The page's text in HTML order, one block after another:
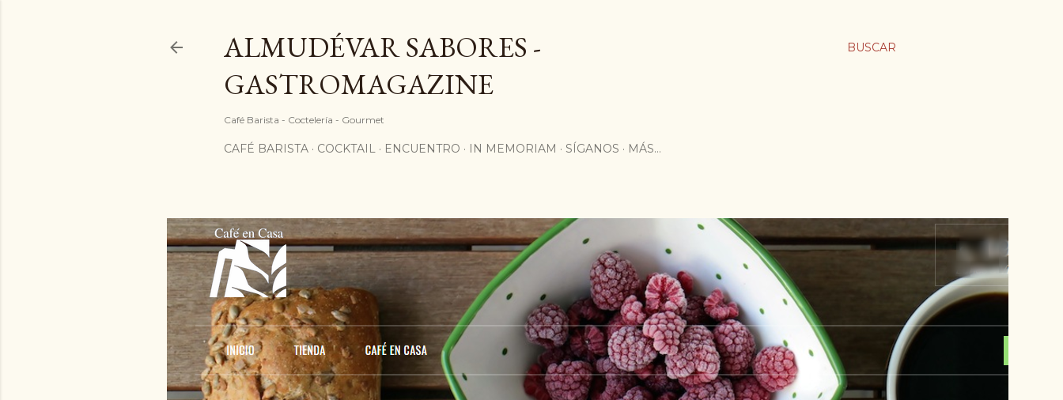
BUSCAR
ALMUDÉVAR SABORES -
GASTROMAGAZINE
Café Barista - Coctelería - Gourmet
CAFÉ BARISTA COCKTAIL ENCUENTRO IN MEMORIAM SÍGANOS MÁS…